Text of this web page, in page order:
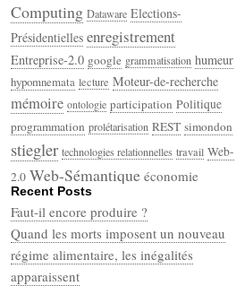
Recent Posts
Faut-il encore produire ?
Quand les morts imposent un nouveau
régime alimentaire, les inégalités
apparaissent
Computing Dataware Elections-
Présidentielles enregistrement
Entreprise-2.0 google grammatisation humeur
hypomnemata lecture Moteur-de-recherche
mémoire ontologie participation Politique
programmation prolétarisation REST simondon
stiegler technologies relationnelles travail Web-
2.0 Web-Sémantique économie
écriture
Categories
Défaut